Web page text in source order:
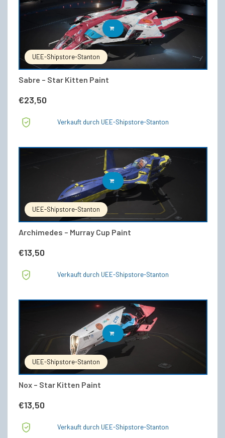
UEE-Shipstore-Stanton
Sabre – Star Kitten Paint
€23,50
IN DEN WARENKORB
Verkauft durch UEE-Shipstore-Stanton
UEE-Shipstore-Stanton
Archimedes – Murray Cup Paint
€13,50
IN DEN WARENKORB
Verkauft durch UEE-Shipstore-Stanton
UEE-Shipstore-Stanton
Nox – Star Kitten Paint
€13,50
IN DEN WARENKORB
Verkauft durch UEE-Shipstore-Stanton